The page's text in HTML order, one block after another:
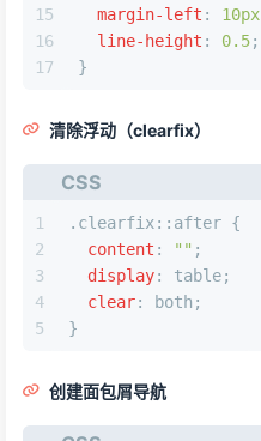
15
16
17
margin-left : 10px
line-height : 0.5;
}
清除浮动（clearfix）
CSS
1
2
3
4
5
.clearfix::after {
content : "" ;
display: table;
clear: both;
}
创建面包屑导航